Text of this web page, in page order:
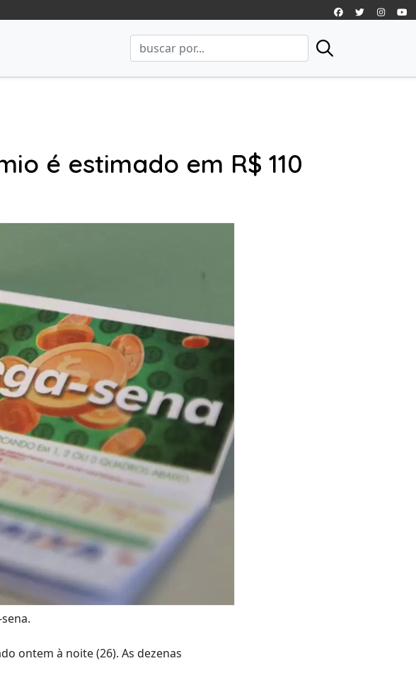
é estimado em R$ 110
ontem à noite (26). As dezenas